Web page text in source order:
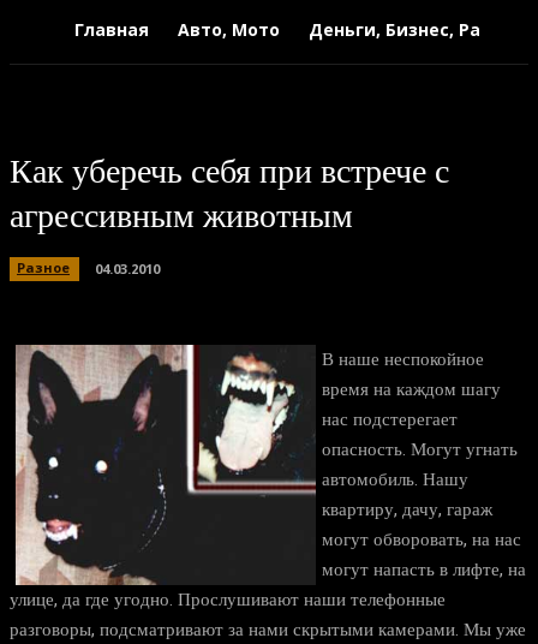
Главная Авто, Мото Деньги, Бизнес, Работа
Как уберечь себя при встрече с
агрессивным животным
Разное 04.03.2010
В наше неспокойное
время на каждом шагу
нас подстерегает
опасность. Могут угнать
автомобиль. Нашу
квартиру, дачу, гараж
могут обворовать, на нас
могут напасть в лифте, на
улице, да где угодно. Прослушивают наши телефонные
разговоры, подсматривают за нами скрытыми камерами. Мы уже